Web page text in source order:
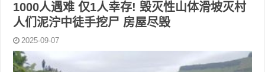
1000人遇难 仅1人幸存! 毁灭性山体滑坡灭村
人们泥泞中徒手挖尸 房屋尽毁
2025-09-07